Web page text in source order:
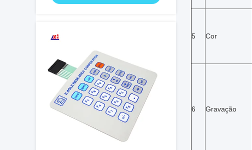
5 Cor
6 Gravação